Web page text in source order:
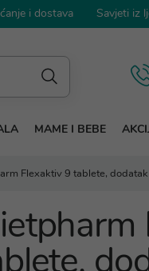
i dostava Savjeti iz
MAME I BEBE
Flexaktiv 9 tablete,